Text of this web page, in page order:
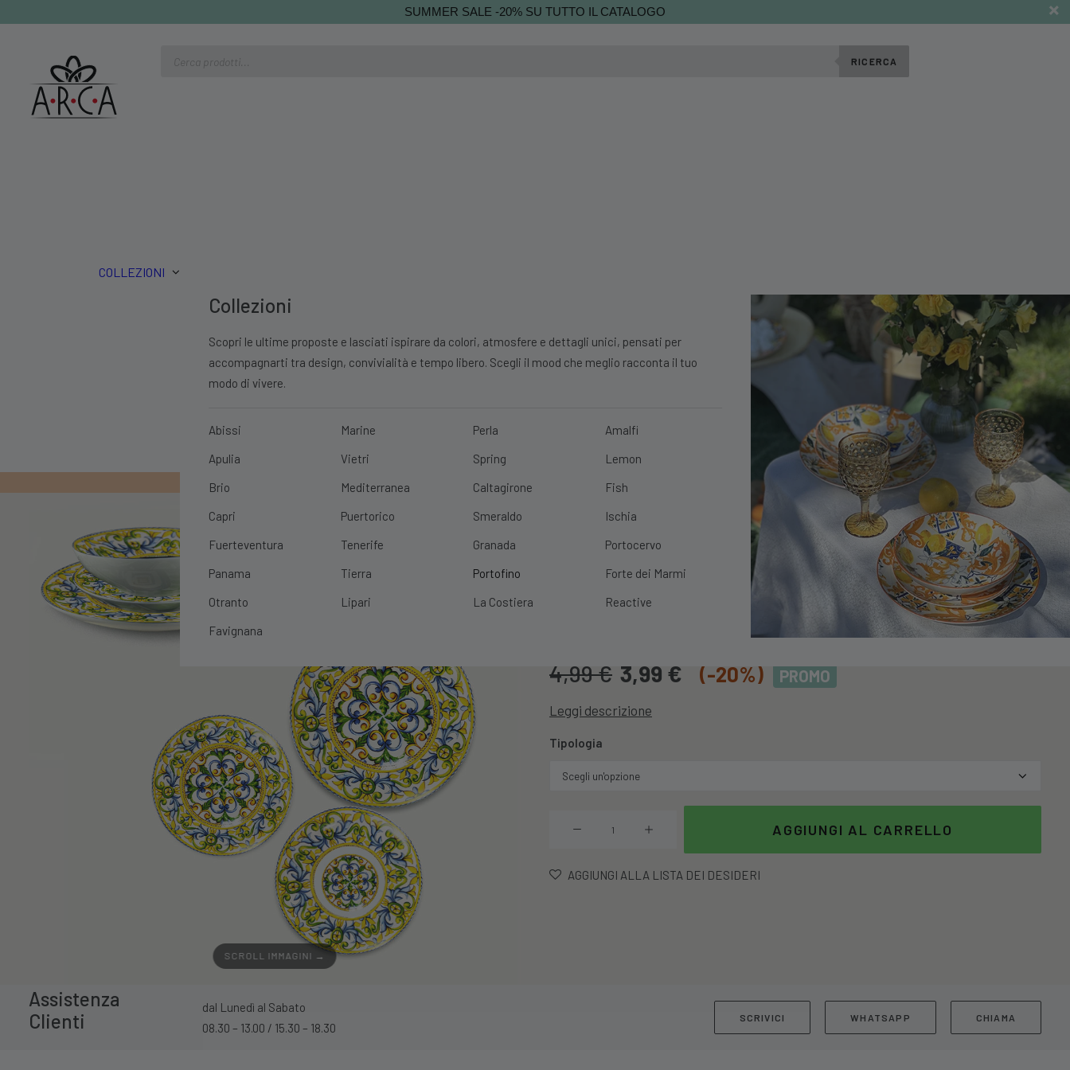
SUMMER SALE -20% SU TUTTO IL CATALOGO
RICERCA
COLLEZIONI
Collezioni
Scopri le ultime proposte e lasciati ispirare da colori, atmosfere e dettagli unici, pensati per
accompagnarti tra design, convivialità e tempo libero. Scegli il mood che meglio racconta il tuo
modo di vivere.
Abissi
Apulia
Brio
Capri
Fuerteventura
Panama
Otranto
Favignana
Marine
Vietri
Mediterranea
Puertorico
Tenerife
Tierra
Lipari
Perla
Spring
Caltagirone
Smeraldo
Granada
Portofino
La Costiera
Amalfi
Lemon
Fish
Ischia
Portocervo
Forte dei Marmi
Reactive
PRIMO ORDINE?10% DI SCONTO SCOPRI|SPEDIZIONE GRATUITA CON UN ORDINE MINIMO DI 99€
SCROLL IMMAGINI →
Piatto Portofino In Porcellana
4,99€ 3,99 € (-20%) PROMO
Leggi descrizione
Tipologia
Porcellana
AGGIUNGI AL CARRELLO
AGGIUNGI ALLA LISTA DEI DESIDERI
Assistenza
Clienti
dal Lunedì al Sabato
08.30 – 13.00 / 15.30 – 18.30
SCRIVICI WHATSAPP CHIAMA